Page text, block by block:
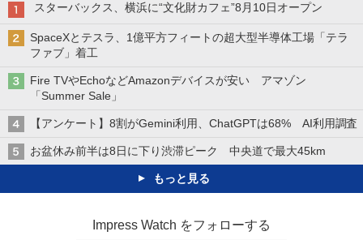
スターバックス、横浜に“文化財カフェ”8月10日オープン
SpaceXとテスラ、1億平方フィートの超大型半導体工場「テラ
ファブ」着工
Fire TVやEchoなどAmazonデバイスが安い アマゾン
「Summer Sale」
【アンケート】8割がGemini利用、ChatGPTは68% AI利用調査
お盆休み前半は8日に下り渋滞ピーク 中央道で最大45km
もっと見る
Impress Watch をフォローする